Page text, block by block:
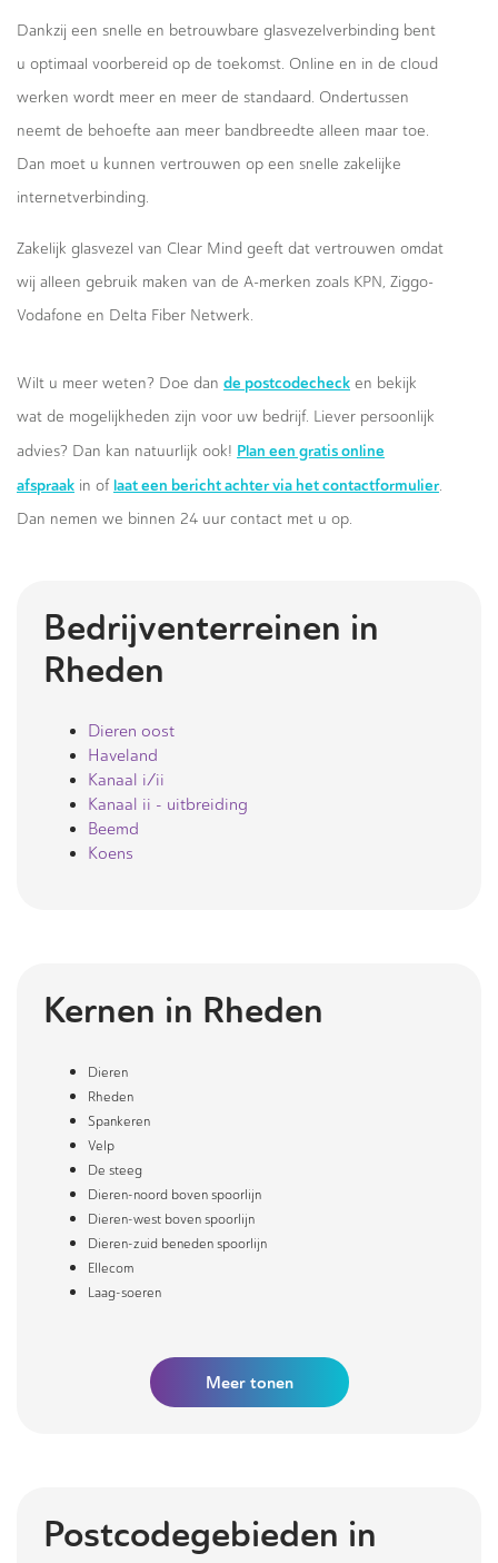
Dankzij een snelle en betrouwbare glasvezelverbinding bent
u optimaal voorbereid op de toekomst. Online en in de cloud
werken wordt meer en meer de standaard. Ondertussen
neemt de behoefte aan meer bandbreedte alleen maar toe.
Dan moet u kunnen vertrouwen op een snelle zakelijke
internetverbinding.
Zakelijk glasvezel van Clear Mind geeft dat vertrouwen omdat
wij alleen gebruik maken van de A-merken zoals KPN, Ziggo-
Vodafone en Delta Fiber Netwerk.
Wilt u meer weten? Doe dan de postcodecheck en bekijk
wat de mogelijkheden zijn voor uw bedrijf. Liever persoonlijk
advies? Dan kan natuurlijk ook! Plan een gratis online
afspraak in of laat een bericht achter via het contactformulier.
Dan nemen we binnen 24 uur contact met u op.
Bedrijventerreinen in
Rheden
Dieren oost
Haveland
Kanaal i/ii
Kanaal ii - uitbreiding
Beemd
Koens
Kernen in Rheden
Dieren
Rheden
Spankeren
Velp
De steeg
Dieren-noord boven spoorlijn
Dieren-west boven spoorlijn
Dieren-zuid beneden spoorlijn
Ellecom
Laag-soeren
Meertonen
Postcodegebieden in